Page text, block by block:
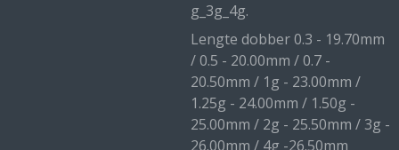
g_3g_4g.
Lengte dobber 0.3 - 19.70mm
/ 0.5 - 20.00mm / 0.7 -
20.50mm / 1g - 23.00mm /
1.25g - 24.00mm / 1.50g -
25.00mm / 2g - 25.50mm / 3g -
26.00mm / 4g -26.50mm